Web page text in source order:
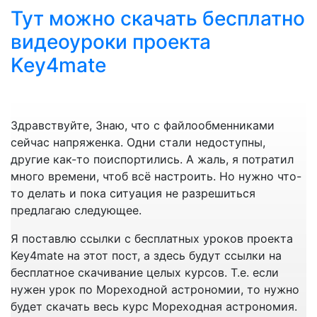
разделить корректуру Каталога на 2 вида – первый
вид, это та корректура, которая производится
изначально, когда Вы получили новый Каталог на
борт судна. И второй вид корректуры – это когда
корректируете Каталог в обычном режиме. Будем
детально разбирать весь процесс. Ну и конечно
надо отметить, что корректуру Каталога мы берем
из соответствующего раздела (Раздел 1)
Извещений Мореплавателям (Notices to Mariners).
Начинаем с первого вида корректуры – изначальная
корректура, при получении нового Каталога.
К примеру, у нас на борту был Каталог 2015 года…
мы его корректировали каждую неделю.
И обратная задача. Иногда в извещениях
мореплавателям публикуют указания нанести
символ, не указывая его.
Мы можем найти его уже в Алфавитном Указателе.
Тут можно скачать бесплатно
видеоуроки проекта
Key4mate
Здравствуйте, Знаю, что с файлообменниками
сейчас напряженка. Одни стали недоступны,
другие как-то поиспортились. А жаль, я потратил
много времени, чтоб всё настроить. Но нужно что-
то делать и пока ситуация не разрешиться
предлагаю следующее.
Я поставлю ссылки с бесплатных уроков проекта
Key4mate на этот пост, а здесь будут ссылки на
бесплатное скачивание целых курсов. Т.е. если
нужен урок по Мореходной астрономии, то нужно
будет скачать весь курс Мореходная астрономия.